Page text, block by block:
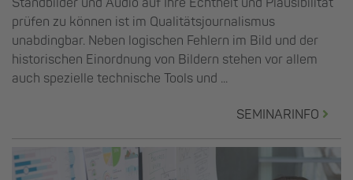
prüfen zu können ist im Qualitätsjournalismus
unabdingbar. Neben logischen Fehlern im Bild und der
historischen Einordnung von Bildern stehen vor allem
auch spezielle technische Tools und ...
SEMINARINFO